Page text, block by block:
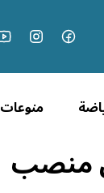
منوعات
منصب